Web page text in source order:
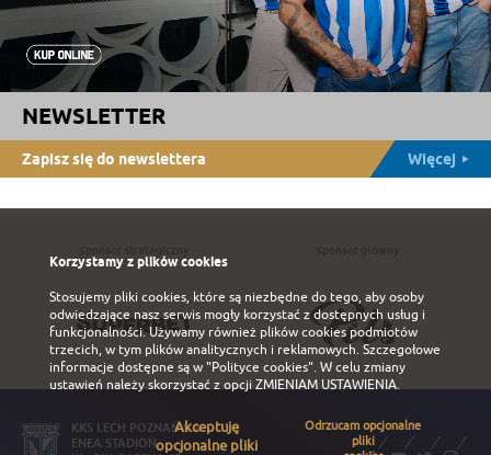
NEWSLETTER
Zapisz się do newslettera Więcej
KKS LECH POZNAŃ S.A.
ENEA STADION
Korzystamy z plików cookies
Stosujemy pliki cookies, które są niezbędne do tego, aby osoby
odwiedzające nasz serwis mogły korzystać z dostępnych usług i
funkcjonalności. Używamy również plików cookies podmiotów
trzecich, w tym plików analitycznych i reklamowych. Szczegołowe
informacje dostępne są w"Polityce cookies". W celu zmiany
ustawień należy skorzystać z opcji ZMIENIAM USTAWIENIA.
Akceptuję
opcjonalne pliki
Odrzucam opcjonalne
pliki